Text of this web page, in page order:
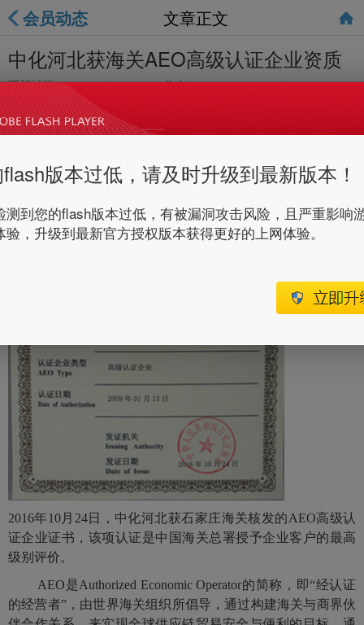
会员动态 文章正文
中化河北获海关AEO高级认证企业资质
更新时间：2016-12-20 15:20作者：
2016年10月 24日，中化河北获石家庄海关核发的AEO高级认
证企业证书，该项认证是中国海关总署授予企业客户的最高
级别评价。
AEO是Authorized Economic Operator的简称，即“经认证
的经营者”，由世界海关组织所倡导，通过构建海关与商界伙
版本过低，请及时升级到最新版本！
测到您的flash版本过低，有被漏洞攻击风险，且严重影响
验，升级到最新官方授权版本获得更好的上网体验。